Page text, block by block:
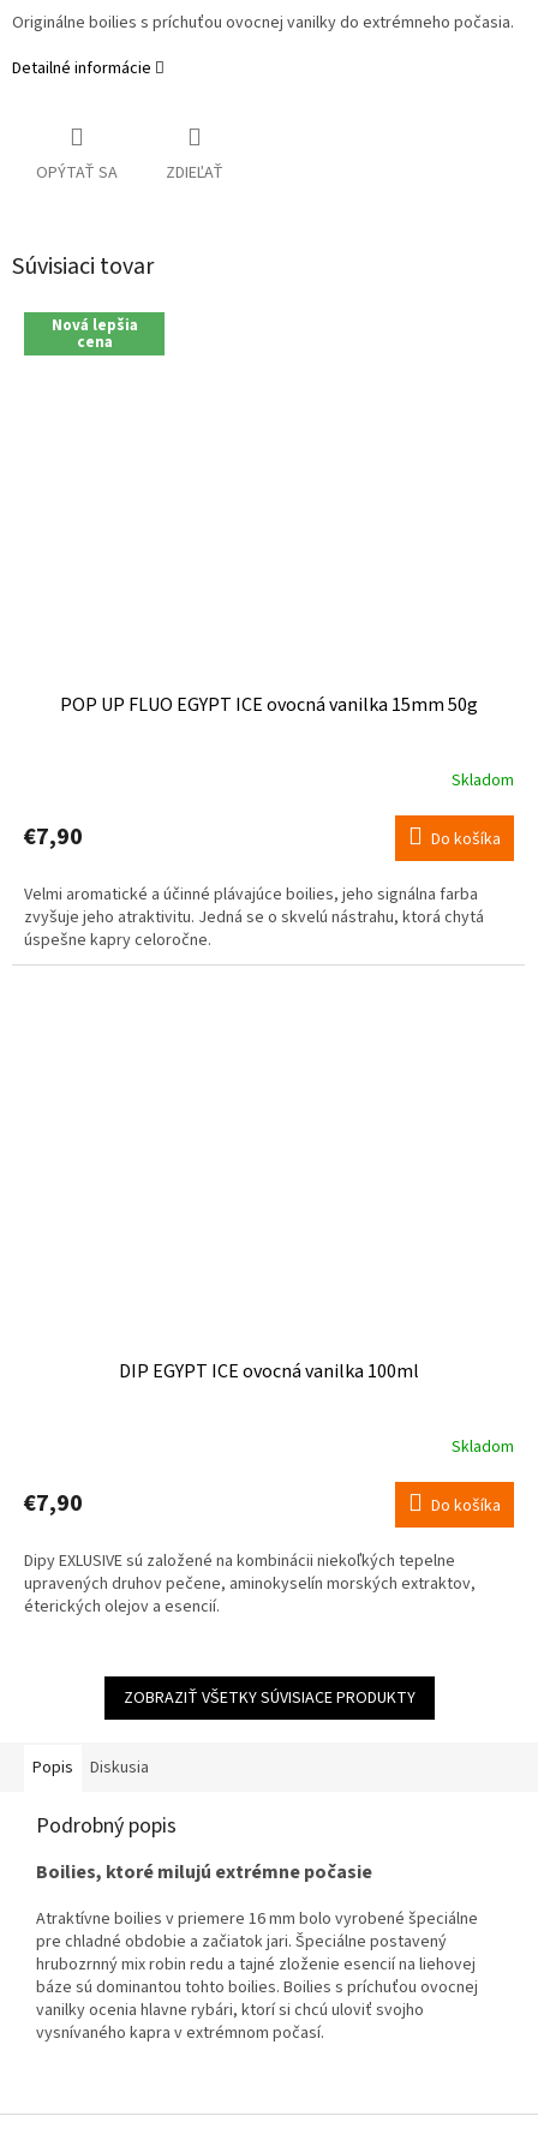
Originálne boilies s príchuťou ovocnej vanilkydo extrémneho počasia.
Detailné informácie
OPÝTAŤ SA ZDIEĽAŤ
Súvisiaci tovar
Nová lepšia
cena
POP UP FLUO EGYPT ICE ovocná vanilka 15mm 50g
Skladom
€7,90 Do košíka
Velmi aromatické a účinné plávajúce boilies, jeho signálna farba
zvyšuje jeho atraktivitu. Jedná se o skvelú nástrahu, ktorá chytá
úspešne kapry celoročne.
DIP EGYPT ICE ovocná vanilka 100ml
produktu
je
z
5
hviezdičiek.
Skladom
€7,90 Do košíka
Dipy EXLUSIVE sú založené na kombinácii niekoľkých tepelne
upravených druhov pečene, aminokyselín morských extraktov,
éterických olejov a esencií.
ZOBRAZIŤ VŠETKY SÚVISIACE PRODUKTY
Popis Diskusia
Podrobný popis
Boilies, ktoré milujú extrémne počasie
Atraktívne boilies vpriemere 16mm bolo vyrobené špeciálne
pre chladné obdobie a začiatokjari. Špeciálne postavený
hrubozrnnýmixrobin redu a tajné zloženie esenciína liehovej
báze sú dominantou tohto boilies. Boilies s príchuťou ovocnej
vanilkyocenia hlavne rybári, ktorí si chcú uloviť svojho
vysnívaného kapra v extrémnom počasí.
Z